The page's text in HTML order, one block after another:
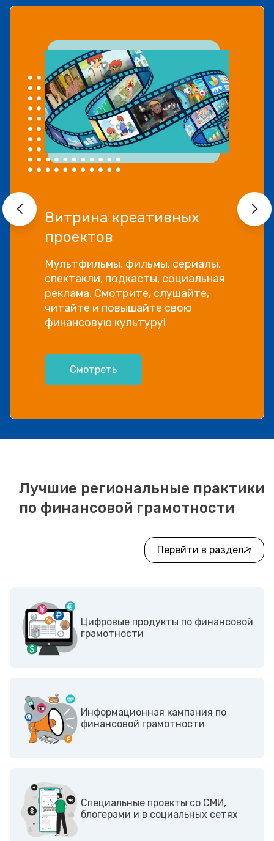
Витрина креативных
проектов
Мультфильмы, фильмы, сериалы,
спектакли, подкасты, социальная
реклама. Смотрите, слушайте,
читайте и повышайте свою
финансовую культуру!
Смотреть
Лучшие региональные практики
по финансовой грамотности
Перейти в раздел
Цифровые продукты по финансовой
грамотности
Информационная кампания по
финансовой грамотности
Cпециальные проекты со СМИ,
блогерами и в социальных сетях